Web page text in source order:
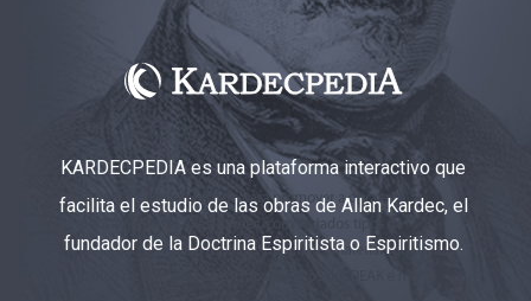
KARDECPEDIA es una plataforma interactivo que
facilita el estudio de las obras de Allan Kardec, el
fundador de la Doctrina Espiritista o Espiritismo.